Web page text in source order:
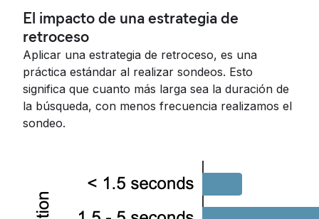
El impacto de una estrategia de
retroceso
Aplicar una estrategia de retroceso, es una
práctica estándar al realizar sondeos. Esto
significa que cuanto más larga sea la duración de
la búsqueda, con menos frecuencia realizamos el
sondeo.